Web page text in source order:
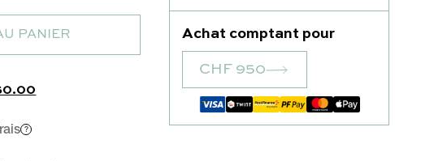
Achat comptant pour
CHF 950
PANIER
était : CHF 1'300.00.
Le prix actuel est : CHF 950.00.